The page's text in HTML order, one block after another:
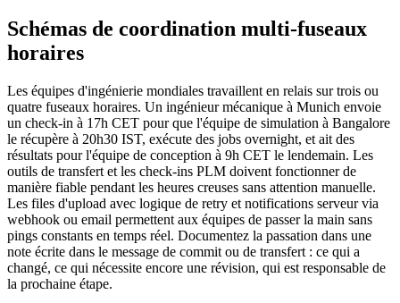
Schémas de coordination multi-fuseaux
horaires
Les équipes d'ingénierie mondiales travaillent en relais sur trois ou
quatre fuseaux horaires. Un ingénieur mécanique à Munich envoie
un check-in à 17h CET pour que l'équipe de simulation à Bangalore
le récupère à 20h30 IST, exécute des jobs overnight, et ait des
résultats pour l'équipe de conception à 9h CET le lendemain. Les
outils de transfert et les check-ins PLM doivent fonctionner de
manière fiable pendant les heures creuses sans attention manuelle.
Les files d'upload avec logique de retry et notifications serveur via
webhook ou email permettent aux équipes de passer la main sans
pings constants en temps réel. Documentez la passation dans une
note écrite dans le message de commit ou de transfert : ce qui a
changé, ce qui nécessite encore une révision, qui est responsable de
la prochaine étape.